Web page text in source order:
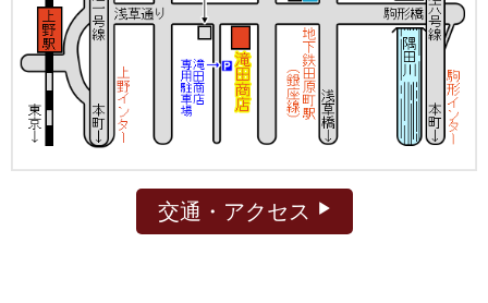
交通・アクセス